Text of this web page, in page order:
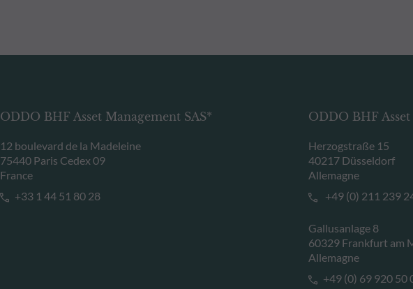
ODDO BHF Asset Management SAS*
12 boulevard de la Madeleine
75440 Paris Cedex 09
France
+33 1 44 51 80 28
ODDO BHF
Herzogstraße 15
40217 Düsseldorf
Allemagne
+49 (0) 211 239
Gallusanlage 8
60329 Frankfurt am
Allemagne
+49 (0) 69 920 50